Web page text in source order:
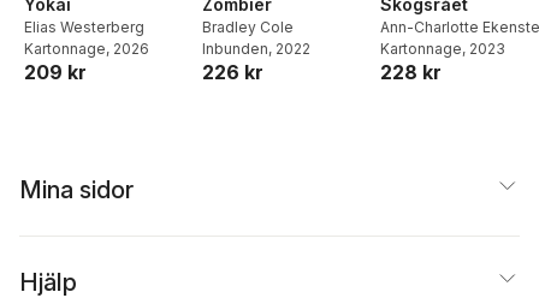
Elias Westerberg
Kartonnage, 2026
209 kr
Zombier
Bradley Cole
Inbunden, 2022
226 kr
Ann-Charlotte
Kartonnage, 2023
228 kr
Mina sidor
Hjälp